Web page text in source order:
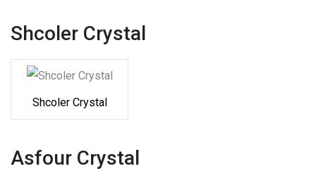
Shcoler Crystal
Shcoler Crystal
Asfour Crystal